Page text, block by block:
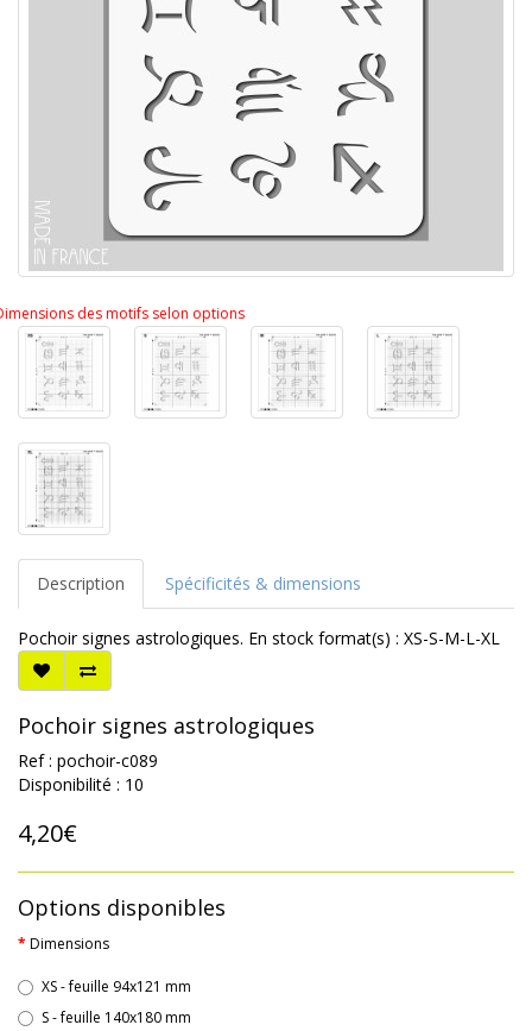
des motifs selon options
Description Spécificités & dimensions
Pochoir signes astrologiques. En stock format(s) : XS-S-M-L-XL
Pochoir signes astrologiques
Ref : pochoir-c089
Disponibilité : 10
4,20€
Options disponibles
Dimensions
XS - feuille 94x121 mm
S - feuille 140x180 mm